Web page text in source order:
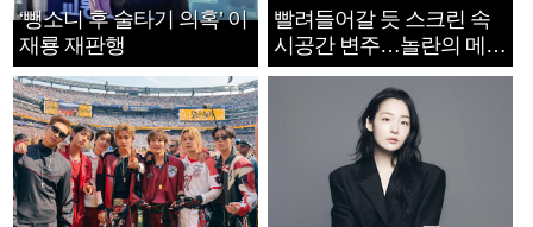
‘뺑소니 후 술타기 의혹’ 이
재룡 재판행
빨려들어갈 듯 스크린 속
시공간 변주…놀란의 메시
지는 ‘전쟁 속죄’